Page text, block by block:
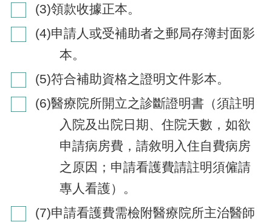
(3)領款收據正本。
(4)申請人或受補助者之郵局存簿封面影
本。
(5)符合補助資格之證明文件影本。
(6)醫療院所開立之診斷證明書（須註明
入院及出院日期、住院天數，如欲
申請病房費，請敘明入住自費病房
之原因；申請看護費請註明須僱請
專人看護）。
(7)申請看護費需檢附醫療院所主治醫師